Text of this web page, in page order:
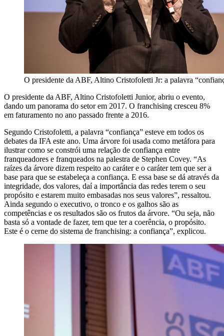
O presidente da ABF, Altino Cristofoletti Jr: a palavra
O presidente da ABF, Altino Cristofoletti Junior, abriu o evento,
dando um panorama do setor em 2017. O franchising cresceu 8%
em faturamento no ano passado frente a 2016.
Segundo Cristofoletti, a palavra “confiança” esteve em todos os
debates da IFA este ano. Uma árvore foi usada como metáfora para
ilustrar como se constrói uma relação de confiança entre
franqueadores e franqueados na palestra de Stephen Covey. “As
raízes da árvore dizem respeito ao caráter e o caráter tem que ser a
base para que se estabeleça a confiança. E essa base se dá através da
integridade, dos valores, daí a importância das redes terem o seu
propósito e estarem muito embasadas nos seus valores”, ressaltou.
Ainda segundo o executivo, o tronco e os galhos são as
competências e os resultados são os frutos da árvore. “Ou seja, não
basta só a vontade de fazer, tem que ter a coerência, o propósito.
Este é o cerne do sistema de franchising: a confiança”, explicou.